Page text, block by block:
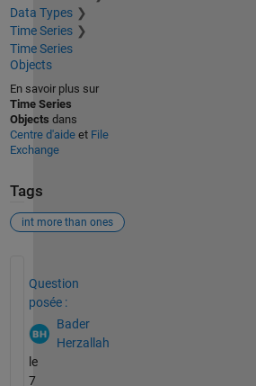
Data Types
Time Series
Time Series
Objects
En savoir plus sur
Time Series
Objects dans
Centre d'aideet File
Exchange
Tags
int more than ones
Question
posée :
Bader
Herzallah
le
7